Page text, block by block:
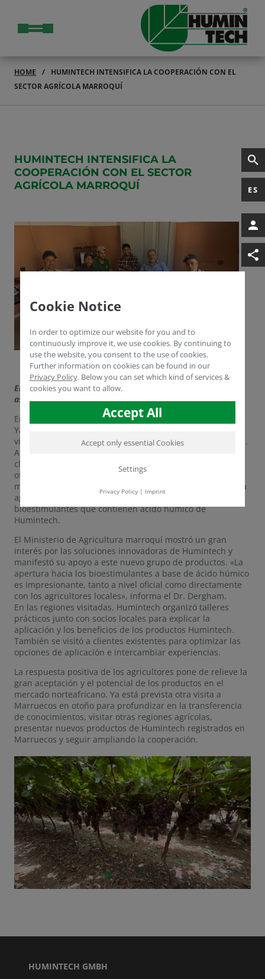
ES
HOME
HUMINTECH INTENSIFICA LA COOPERACIÓN CON EL
SECTOR AGRÍCOLA MARROQUÍ
HUMINTECH INTENSIFICA LA
COOPERACIÓN CON EL SECTOR
AGRÍCOLA MARROQUÍ
El exitoso viaje de negocios del Dr. Dergham refuerza las
asociaciones y la voluntad de innovar en Marruecos.
En el marco de un viaje de negocios de cinco días, el Dr.
Yasser Dergham, Director Técnico de Humintech GmbH,
visitó cuatro importantes regiones agrícolas de Marruecos.
Además de mantener intensas conversaciones con los
clientes existentes, también se celebraron reuniones
oficiales con representantes del Ministerio de Agricultura
marroquí. La atención se centró en los retos actuales de la
agricultura y las soluciones sostenibles basadas en
bioestimulantes que contienen ácido húmico de
Humintech.
El Ministerio de Agricultura marroquí mostró un gran
interés por las soluciones innovadoras de Humintech y
manifestó su apoyo a este nuevo grupo de productos. «La
apertura hacia los bioestimulantes a base de ácido húmico
es impresionante, tanto a nivel oficial como directamente
con los agricultores locales», informa el Dr. Dergham.
En las regiones visitadas, Humintech organizó talleres
prácticos junto con socios locales para explicar la
aplicación y los beneficios de los productos Humintech.
También se visitó a clientes existentes para optimizar las
opciones de aplicación e intercambiar experiencias.
La respuesta positiva de los agricultores pone de relieve la
gran aceptación y el potencial de los productos en el
mercado norteafricano. Ya está prevista otra visita a
Marruecos en otoño para profundizar en la transferencia
de conocimientos, visitar otras regiones agrícolas,
presentar nuevos productos de Humintech registrados en
Marruecos y seguir ampliando la cooperación.
HUMINTECH GMBH
Cookie Notice
In order to optimize our website for you and to
continuously improve it, we use cookies. By continuing to
use the website, you consent to the use of cookies.
Further information on cookies can be found in our
Privacy Policy. Below you can set which kind of services &
cookies you want to allow.
Accept All
Accept only essential Cookies
Settings
Privacy Policy| Imprint